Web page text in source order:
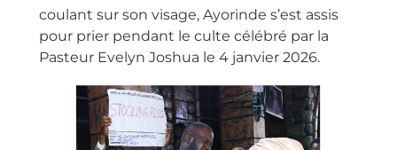
coulant sur son visage, Ayorinde s’est assis
pour prier pendant le culte célébré par la
Pasteur Evelyn Joshua le 4 janvier 2026.